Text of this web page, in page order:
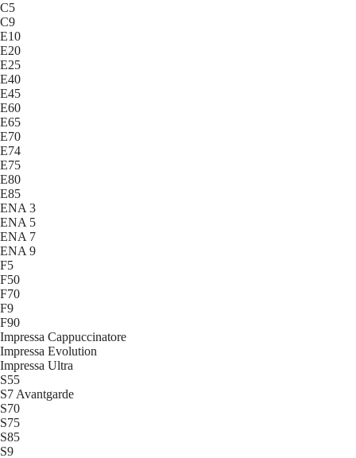
C5
C9
E10
E20
E25
E40
E45
E60
E65
E70
E74
E75
E80
E85
ENA 3
ENA 5
ENA 7
ENA 9
F5
F50
F70
F9
F90
Impressa Cappuccinatore
Impressa Evolution
Impressa Ultra
S55
S7 Avantgarde
S70
S75
S85
S9